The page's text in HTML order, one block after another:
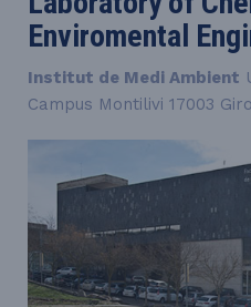
Enviromental
Institut de Medi Ambient
Campus Montilivi 17003